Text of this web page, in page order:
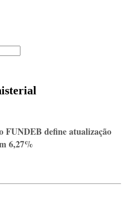
FUNDEB define atualização
6,27%